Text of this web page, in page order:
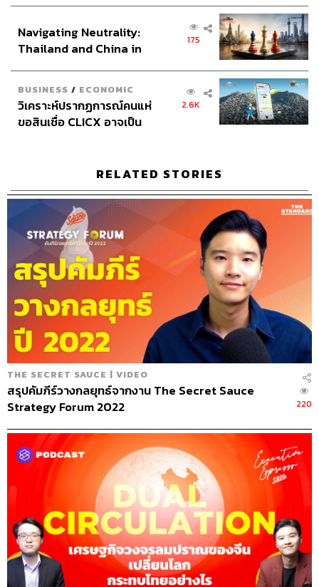
Channel Managerเชษฐพงศ์ ชูประดิษฐ์
Social Media Editorทศพล เพิ่มพูล
Social Media Team
Archive Team
Podcast
The Standard Podcast
The Secret Sauce
279
ABOUT THE HOST
นครินทร์ วนกิจไพบูลย์
บรรณาธิการบริหาร สำนักข่าว THE
STANDARD วิทยากรด้านสื่อและการทำคอน
เทนต์ออนไลน์
อินโดนีเซีย
Navigating Neutrality:
Thailand and China in
175
BUSINESS / ECONOMIC
วิเคราะห์ปรากฏการณ์คนแห่
ขอสินเชื่อ CLICX อาจเป็น
2.6K
RELATED STORIES
THE SECRET SAUCE | VIDEO
สรุปคัมภีร์วางกลยุทธ์จากงาน The Secret Sauce
Strategy Forum 2022
220